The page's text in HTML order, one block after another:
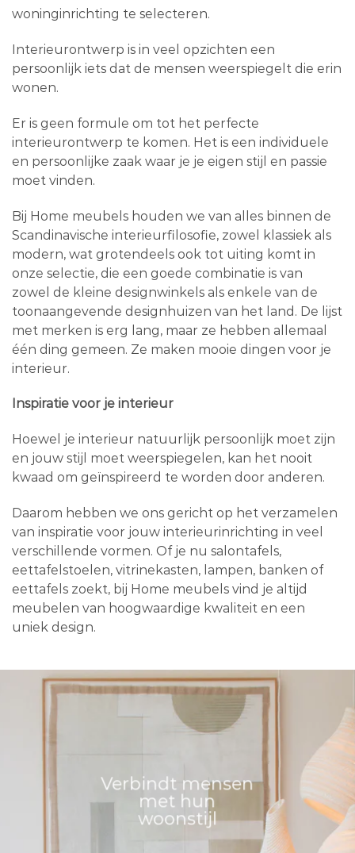
woninginrichting te selecteren.
Interieurontwerp is in veel opzichten een
persoonlijk iets dat de mensen weerspiegelt die erin
wonen.
Er is geen formule om tot het perfecte
interieurontwerp te komen. Het is een individuele
en persoonlijke zaak waar je je eigen stijl en passie
moet vinden.
Bij Home meubels houden we van alles binnen de
Scandinavische interieurfilosofie, zowel klassiek als
modern, wat grotendeels ook tot uiting komt in
onze selectie, die een goede combinatie is van
zowel de kleine designwinkels als enkele van de
toonaangevende designhuizen van het land. De lijst
met merken is erg lang, maar ze hebben allemaal
één ding gemeen. Ze maken mooie dingen voor je
interieur.
Inspiratie voor je interieur
Hoewel je interieur natuurlijk persoonlijk moet zijn
en jouw stijl moet weerspiegelen, kan het nooit
kwaad om geïnspireerd te worden door anderen.
Daarom hebben we ons gericht op het verzamelen
van inspiratie voor jouw interieurinrichting in veel
verschillende vormen. Of je nu salontafels,
eettafelstoelen, vitrinekasten, lampen, banken of
eettafels zoekt, bij Home meubels vind je altijd
meubelen van hoogwaardige kwaliteit en een
uniek design.
Verbindt mensen
met hun
woonstijl